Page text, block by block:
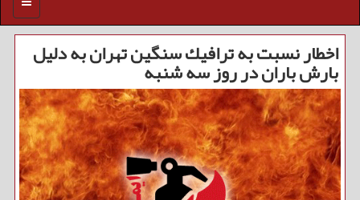
اخطار نسبت به ترافیك سنگین تهران به دلیل
بارش باران در روز سه شنبه